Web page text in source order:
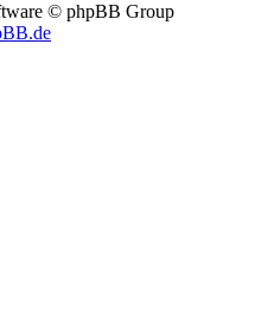
© phpBB Group